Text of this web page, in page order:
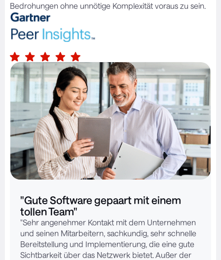
Bedrohungen ohne unnötige Komplexität voraus zu sein.
"Gute Software gepaart mit einem
tollen Team"
"Sehr angenehmer Kontakt mit dem Unternehmen
und seinen Mitarbeitern, sachkundig, sehr schnelle
Bereitstellung und Implementierung, die eine gute
Sichtbarkeit über das Netzwerk bietet. Außer der